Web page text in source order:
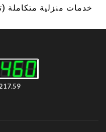
خدمات منزلية متكاملة